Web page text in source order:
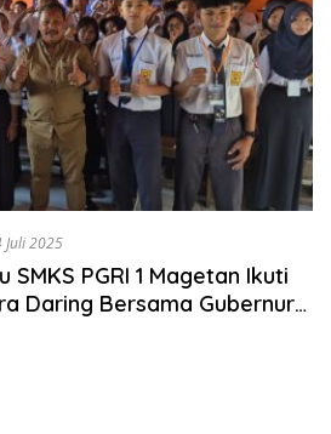
Juli 2025
SMKS PGRI 1 Magetan Ikuti
Daring Bersama Gubernur